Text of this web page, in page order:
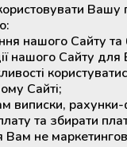
Вашу
нашого Сайту та
нашого Сайту для
Сайті;
виписки, рахунки-
та збирати
Вам не